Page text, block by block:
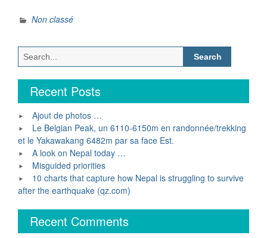
Non classé
Search
for:
Recent Posts
Ajout de photos …
Le Belgian Peak, un 6110-6150m en randonnée/trekking
et le Yakawakang 6482m par sa face Est.
A look on Nepal today …
Misguided priorities
10 charts that capture how Nepal is struggling to survive
after the earthquake (qz.com)
Recent Comments